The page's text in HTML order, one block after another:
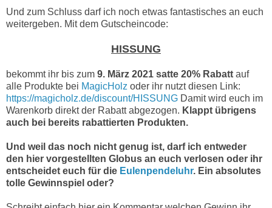
Und zum Schluss darf ich noch etwas fantastisches an euch
weitergeben. Mit dem Gutscheincode:
HISSUNG
bekommt ihr bis zum 9. März 2021 satte 20% Rabatt auf
alle Produkte bei MagicHolz oder ihr nutzt diesen Link:
https://magicholz.de/discount/HISSUNG Damit wird euch im
Warenkorb direkt der Rabatt abgezogen. Klappt übrigens
auch bei bereits rabattierten Produkten.
Und weil das noch nicht genug ist, darf ich entweder
den hier vorgestellten Globus an euch verlosen oder ihr
entscheidet euch für die Eulenpendeluhr. Ein absolutes
tolle Gewinnspiel oder?